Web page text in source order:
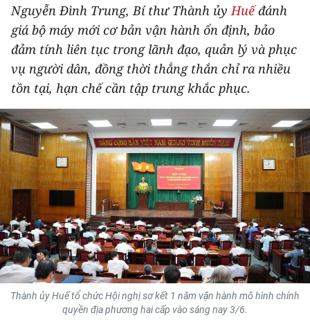
DU LỊCH
THẾ GIỚI
THỂ THAO
GIÁO DỤC
Y TẾ
KHOA HỌC - CÔNG NGHỆ
MÔI TRƯỜNG
BẠN ĐỌC
KIỂM CHỨNG THÔNG TIN
TRI THỨC CHUYÊN SÂU
Nguyễn Đình Trung, Bí thư Thành ủyHuếđánh
giá bộ máy mới cơ bản vận hành ổn định, bảo
đảm tính liên tục trong lãnh đạo, quản lý và phục
vụ người dân, đồng thời thẳng thắn chỉ ra nhiều
tồn tại, hạn chế cần tập trung khắc phục.
Thành ủy Huế tổ chức Hội nghị sơ kết 1 năm vận hành mô hình chính
quyền địa phương hai cấp vào sáng nay 3/6.